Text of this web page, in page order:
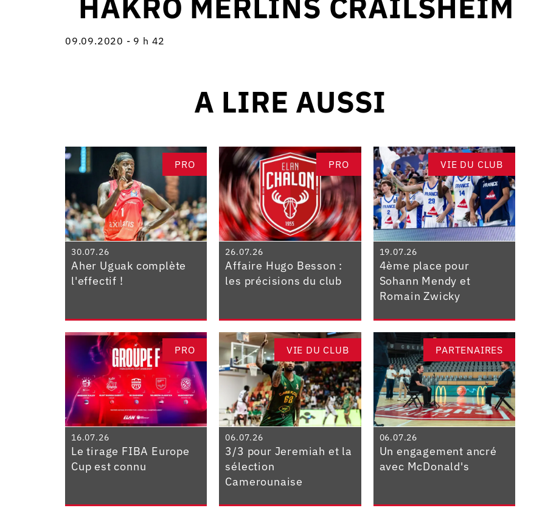
09.09.2020 - 9 h 42
A LIRE AUSSI
PRO
30.07.26
Aher Uguak complète
l'effectif !
PRO
26.07.26
Affaire Hugo Besson :
les précisions du club
VIE DU CLUB
19.07.26
4ème place pour
Sohann Mendy et
Romain Zwicky
PRO
16.07.26
Le tirage FIBA Europe
Cup est connu
VIE DU CLUB
06.07.26
3/3 pour Jeremiah et la
sélection
Camerounaise
PARTENAIRES
06.07.26
Un engagement ancré
avec McDonald's